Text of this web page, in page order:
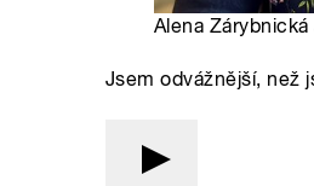
Alena
Jsem odvážnější, než